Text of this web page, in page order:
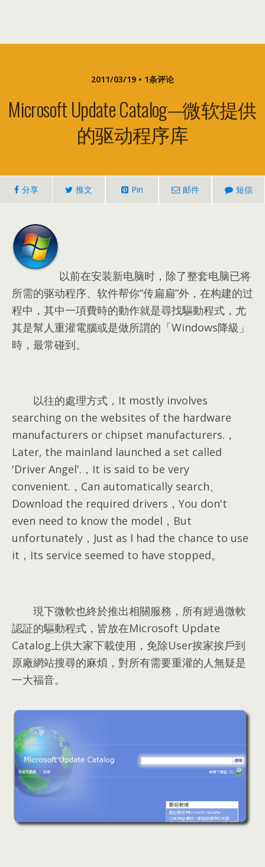
2011/03/19 • 1条评论
Microsoft Update Catalog—微软提供
的驱动程序库
分享 推文 Pin 邮件 短信
以前在安装新电脑时，除了整套电脑已将
所需的驱动程序、软件帮你“传扁扁”外，在构建的过
程中， 其中一項費時的動作就是尋找驅動程式 ， 尤
其是幫人重灌電腦或是做所謂的「Windows降級」
時 ， 最常碰到。
以往的處理方式 ，It mostly involves
searching on the websites of the hardware
manufacturers or chipset manufacturers.，
Later, the mainland launched a set called
'Driver Angel'.，It is said to be very
convenient.，Can automatically search、
Download the required drivers，You don't
even need to know the model，But
unfortunately，Just as I had the chance to use
it，Its service seemed to have stopped。
現下微軟也終於推出相關服務 ， 所有經過微軟
認証的驅動程式 ， 皆放在Microsoft Update
Catalog上供大家下載使用 ， 免除User挨家挨戶到
原廠網站搜尋的麻煩 ， 對所有需要重灌的人無疑是
一大福音。